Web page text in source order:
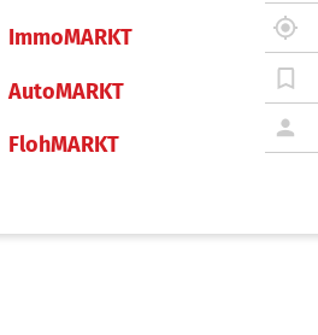
ImmoMARKT
AutoMARKT
FlohMARKT